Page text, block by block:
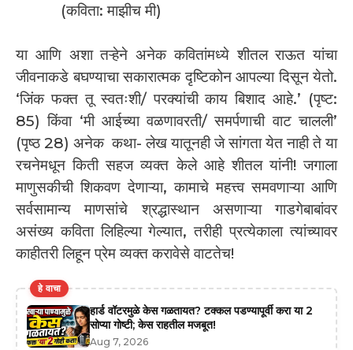
(कविता: माझीच मी)
या आणि अशा तऱ्हेने अनेक कवितांमध्ये शीतल राऊत यांचा
जीवनाकडे बघण्याचा सकारात्मक दृष्टिकोन आपल्या दिसून येतो.
‘जिंक फक्त तू स्वतःशी/ परक्यांची काय बिशाद आहे.’ (पृष्ट:
85) किंवा ‘मी आईच्या वळणावरती/ समर्पणाची वाट चालली’
(पृष्ठ 28) अनेक कथा- लेख यातूनही जे सांगता येत नाही ते या
रचनेमधून किती सहज व्यक्त केले आहे शीतल यांनी! जगाला
माणुसकीची शिकवण देणाऱ्या, कामाचे महत्त्व समवणाऱ्या आणि
सर्वसामान्य माणसांचे श्रद्धास्थान असणाऱ्या गाडगेबाबांवर
असंख्य कविता लिहिल्या गेल्यात, तरीही प्रत्येकाला त्यांच्यावर
काहीतरी लिहून प्रेम व्यक्त करावेसे वाटतेच!
हे वाचा
हार्ड वॉटरमुळे केस गळतायत? टक्कल पडण्यापूर्वी करा या 2
सोप्या गोष्टी; केस राहतील मजबूत!
Aug 7, 2026